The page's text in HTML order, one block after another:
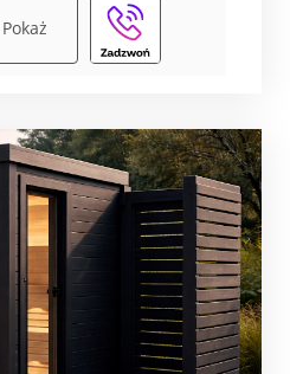
Pokaż